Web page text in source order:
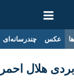
عکس چندرسانه‌ای